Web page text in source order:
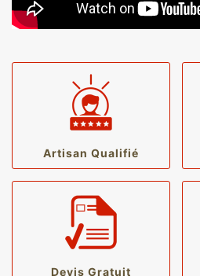
Artisan Qualifié
Devis Gratuit